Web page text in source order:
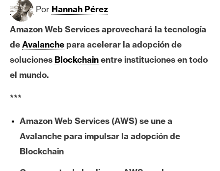
i
c
o
i
n
t
h
e
r
Por Hannah Pérez
Amazon Web Services aprovechará la tecnología
deAvalanchepara acelerar la adopción de
soluciones Blockchainentre instituciones en todo
el mundo.
***
Amazon Web Services (AWS) se une a
Avalanche para impulsar la adopción de
Blockchain